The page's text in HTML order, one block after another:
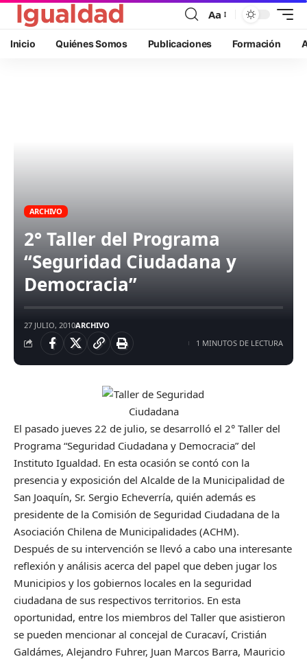
Aa
Inicio Quiénes Somos Publicaciones Formación
ARCHIVO
2° Taller del Programa
“Seguridad Ciudadana y
Democracia”
27 JULIO, 2010ARCHIVO
1 MINUTOS DE LECTURA
El pasado jueves 22 de julio, se desarrolló el 2° Taller del
Programa “Seguridad Ciudadana y Democracia” del
Instituto Igualdad. En esta ocasión se contó con la
presencia y exposición del Alcalde de la Municipalidad de
San Joaquín, Sr. Sergio Echeverría, quién además es
presidente de la Comisión de Seguridad Ciudadana de la
Asociación Chilena de Municipalidades (ACHM).
Después de su intervención se llevó a cabo una interesante
reflexión y análisis acerca del papel que deben jugar los
Municipios y los gobiernos locales en la seguridad
ciudadana de sus respectivos territorios. En esta
oportunidad, entre los miembros del Taller que asistieron
se pueden mencionar al concejal de Curacaví, Cristián
Galdámes, Alejandro Fuhrer, Juan Marcos Barra, Mauricio